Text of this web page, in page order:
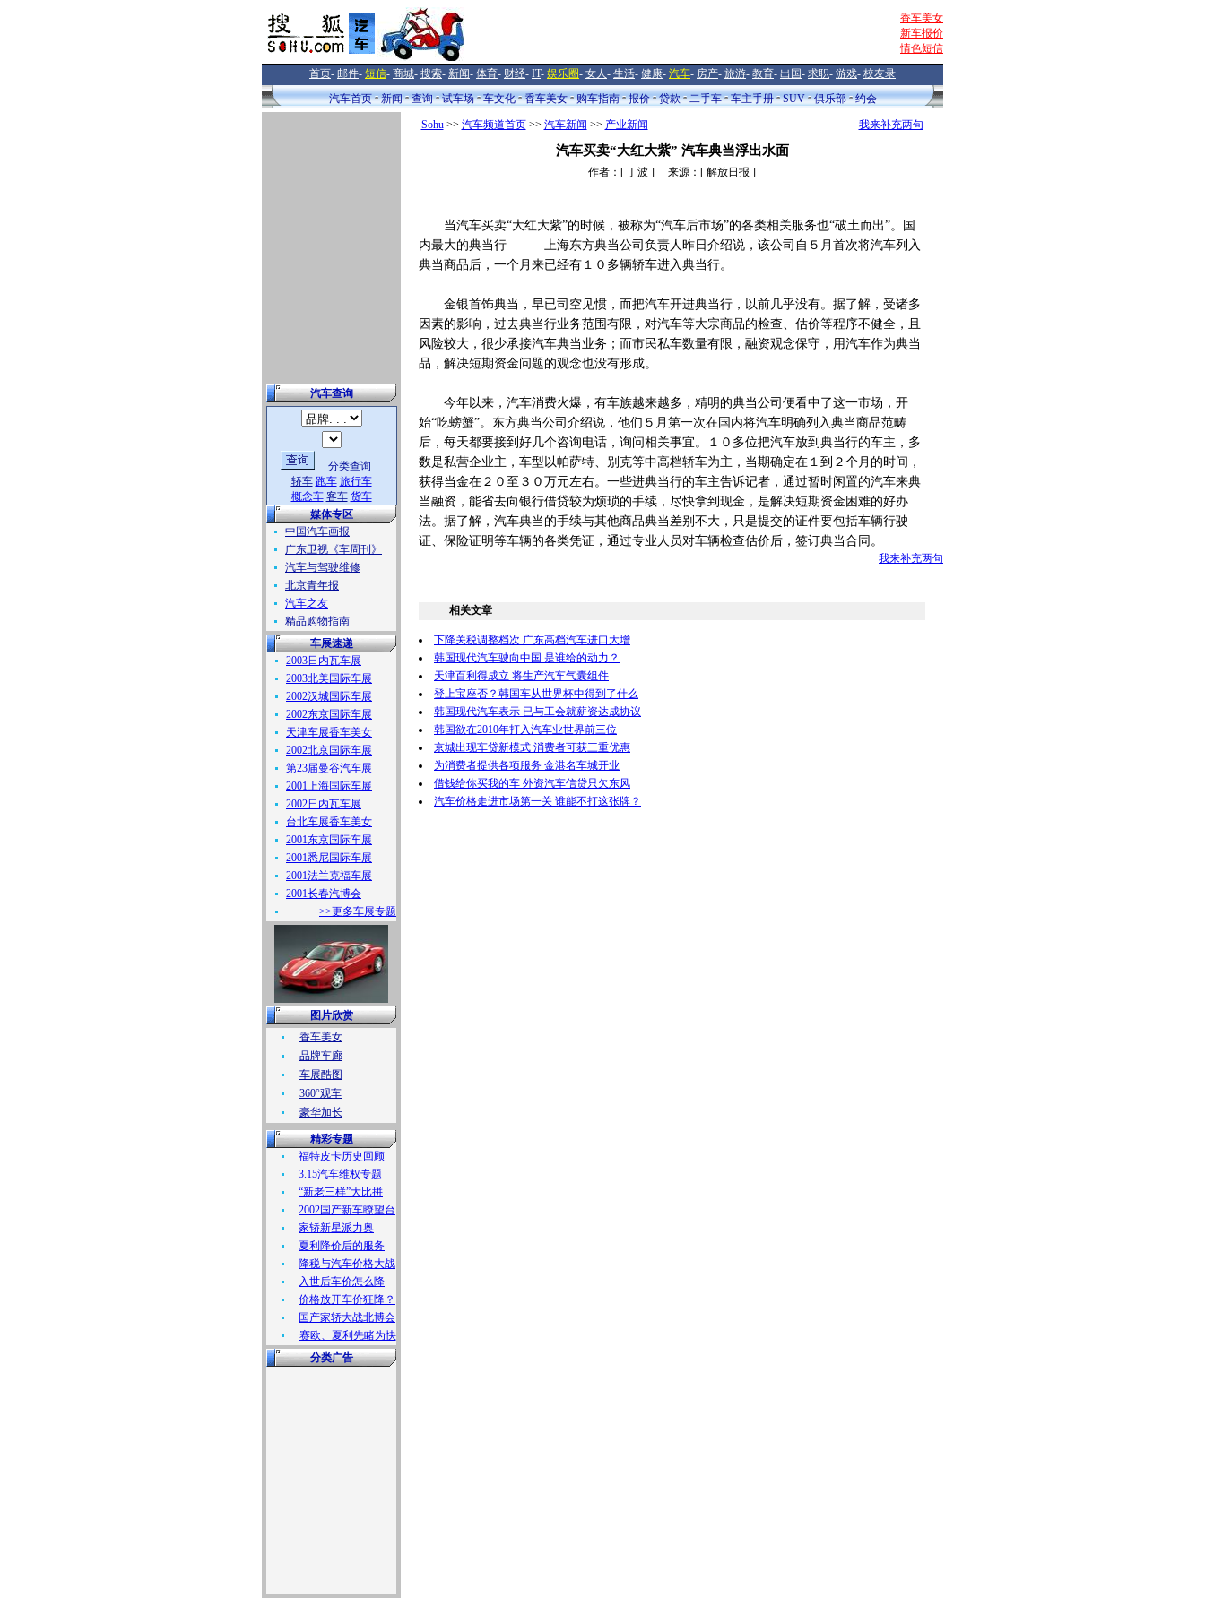
香车美女
新车报价
情色短信
首页- 邮件- 短信- 商城- 搜索- 新闻- 体育- 财经- IT- 娱乐圈- 女人- 生活- 健康- 汽车- 房产- 旅游- 教育- 出国- 求职- 游戏- 校友录
汽车首页
新闻 查询 试车场 车文化 香车美女 购车指南 报价 贷款 二手车 车主手册 SUV 俱乐部 约会
汽车查询
分类查询
轿车 跑车 旅行车
概念车 客车 货车
媒体专区
中国汽车画报
广东卫视《车周刊》
汽车与驾驶维修
北京青年报
汽车之友
精品购物指南
车展速递
2003日内瓦车展
2003北美国际车展
2002汉城国际车展
2002东京国际车展
天津车展香车美女
2002北京国际车展
第23届曼谷汽车展
2001上海国际车展
2002日内瓦车展
台北车展香车美女
2001东京国际车展
2001悉尼国际车展
2001法兰克福车展
2001长春汽博会
>>更多车展专题
图片欣赏
香车美女
品牌车廊
车展酷图
360°观车
豪华加长
精彩专题
福特皮卡历史回顾
3.15汽车维权专题
“新老三样”大比拼
2002国产新车瞭望台
家轿新星派力奥
夏利降价后的服务
降税与汽车价格大战
入世后车价怎么降
价格放开车价狂降？
国产家轿大战北博会
赛欧、夏利先睹为快
分类广告
Sohu>> 汽车频道首页>> 汽车新闻 >> 产业新闻 我来补充两句
汽车买卖“大红大紫” 汽车典当浮出水面
作者：[ 丁波 ] 来源：[ 解放日报 ]
当汽车买卖“大红大紫”的时候，被称为“汽车后市场”的各类相关服务也“破土而出”。国
内最大的典当行———上海东方典当公司负责人昨日介绍说，该公司自５月首次将汽车列入
典当商品后，一个月来已经有１０多辆轿车进入典当行。
金银首饰典当，早已司空见惯，而把汽车开进典当行，以前几乎没有。据了解，受诸多
因素的影响，过去典当行业务范围有限，对汽车等大宗商品的检查、估价等程序不健全，且
风险较大，很少承接汽车典当业务；而市民私车数量有限，融资观念保守，用汽车作为典当
品，解决短期资金问题的观念也没有形成。
今年以来，汽车消费火爆，有车族越来越多，精明的典当公司便看中了这一市场，开
始“吃螃蟹”。东方典当公司介绍说，他们５月第一次在国内将汽车明确列入典当商品范畴
后，每天都要接到好几个咨询电话，询问相关事宜。１０多位把汽车放到典当行的车主，多
数是私营企业主，车型以帕萨特、别克等中高档轿车为主，当期确定在１到２个月的时间，
获得当金在２０至３０万元左右。一些进典当行的车主告诉记者，通过暂时闲置的汽车来典
当融资，能省去向银行借贷较为烦琐的手续，尽快拿到现金，是解决短期资金困难的好办
法。据了解，汽车典当的手续与其他商品典当差别不大，只是提交的证件要包括车辆行驶
证、保险证明等车辆的各类凭证，通过专业人员对车辆检查估价后，签订典当合同。
我来补充两句
相关文章
下降关税调整档次 广东高档汽车进口大增
韩国现代汽车驶向中国 是谁给的动力？
天津百利得成立 将生产汽车气囊组件
登上宝座否？韩国车从世界杯中得到了什么
韩国现代汽车表示 已与工会就薪资达成协议
韩国欲在2010年打入汽车业世界前三位
京城出现车贷新模式 消费者可获三重优惠
为消费者提供各项服务 金港名车城开业
借钱给你买我的车 外资汽车信贷只欠东风
汽车价格走进市场第一关 谁能不打这张牌？